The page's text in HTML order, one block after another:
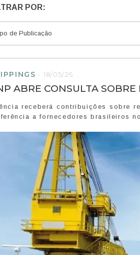
POR:
-18/05/26
ABRE CONSULTA
receberá contribuições sobre
a fornecedores brasileiros